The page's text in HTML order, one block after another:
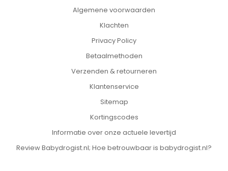
Algemene voorwaarden
Klachten
Privacy Policy
Betaalmethoden
Verzenden & retourneren
Klantenservice
Sitemap
Kortingscodes
Informatie over onze actuele levertijd
Review Babydrogist.nl; Hoe betrouwbaar is babydrogist.nl?